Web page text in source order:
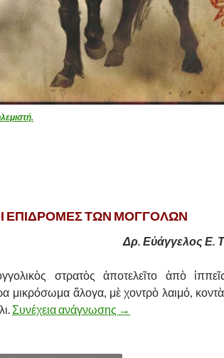
ΕΠΙΔΡΟΜΕΣ ΤΩΝ ΜΟΓΓΟΛΩΝ
Δρ. Εὐάγγελος Ε.
στρατὸς ἀποτελεῖτο ἀπὸ
μικρόσωμα ἄλογα, μὲ χοντρὸ λαιμό,
Συνέχεια ανάγνωσης ΟΙ ΕΠΙΔΡΟΜΕΣ
→